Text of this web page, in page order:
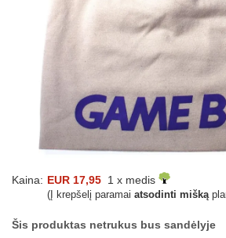
Kaina: EUR 17,95 1 x medis
(Į krepšelį paramai atsodinti mišką
Šis produktas netrukus bus sandėlyje